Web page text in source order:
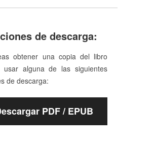
de descarga:
obtener una copia del libro
usar alguna de las siguientes
de descarga:
PDF / EPUB